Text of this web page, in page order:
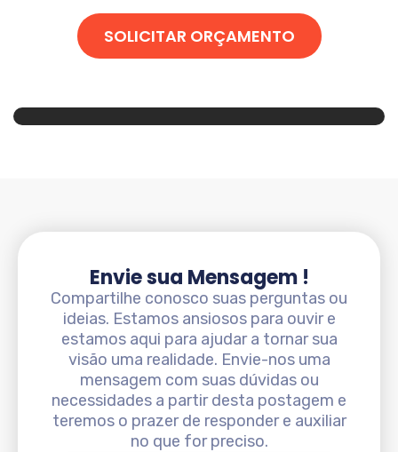
SOLICITAR ORÇAMENTO
Envie sua Mensagem !
Compartilhe conosco suas perguntas ou
ideias. Estamos ansiosos para ouvir e
estamos aqui para ajudar a tornar sua
visão uma realidade. Envie-nos uma
mensagem com suas dúvidas ou
necessidades a partir desta postagem e
teremos o prazer de responder e auxiliar
no que for preciso.